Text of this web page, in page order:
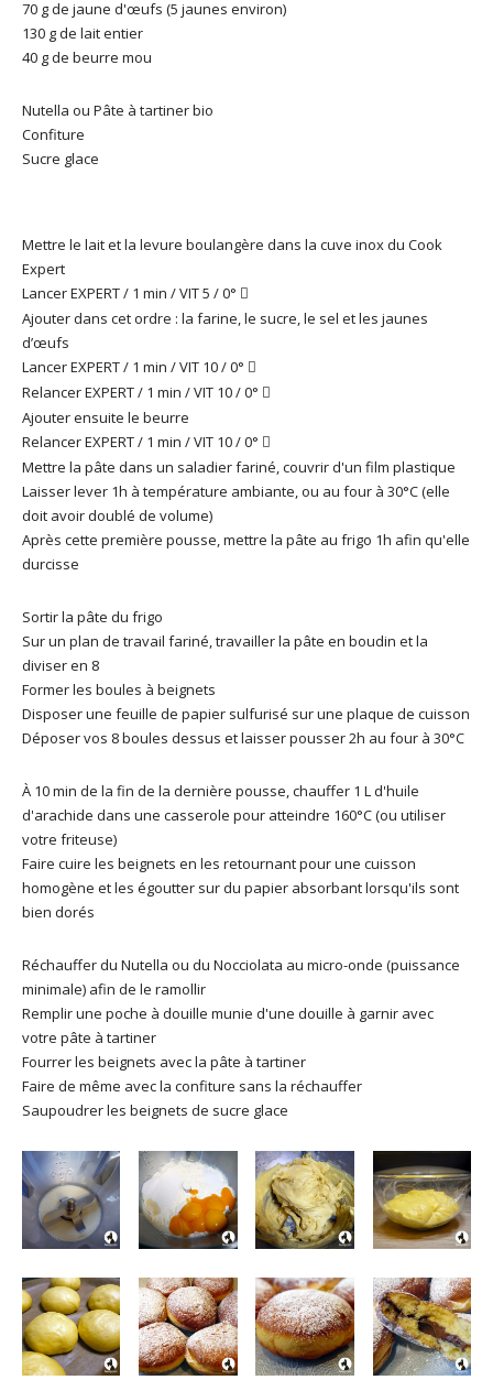
70 g de jaune d'œufs (5 jaunes environ)
130 g de lait entier
40 g de beurre mou
Nutella ou Pâte à tartiner bio
Confiture
Sucre glace
Mettre le lait et la levure boulangère dans la cuve inox du Cook
Expert
Lancer EXPERT / 1 min / VIT 5 / 0° 
Ajouter dans cet ordre : la farine, le sucre, le sel et les jaunes
d’œufs
Lancer EXPERT / 1 min / VIT 10 / 0° 
Relancer EXPERT / 1 min / VIT 10 / 0° 
Ajouter ensuite le beurre
Relancer EXPERT / 1 min / VIT 10 / 0° 
Mettre la pâte dans un saladier fariné, couvrir d'un film plastique
Laisser lever 1h à température ambiante, ou au four à 30°C (elle
doit avoir doublé de volume)
Après cette première pousse, mettre la pâte au frigo 1h afin qu'elle
durcisse
Sortir la pâte du frigo
Sur un plan de travail fariné, travailler la pâte en boudin et la
diviser en 8
Former les boules à beignets
Disposer une feuille de papier sulfurisé sur une plaque de cuisson
Déposer vos 8 boules dessus et laisser pousser 2h au four à 30°C
À 10 min de la fin de la dernière pousse, chauffer 1 L d'huile
d'arachide dans une casserole pour atteindre 160°C (ou utiliser
votre friteuse)
Faire cuire les beignets en les retournant pour une cuisson
homogène et les égoutter sur du papier absorbant lorsqu'ils sont
bien dorés
Réchauffer du Nutella ou du Nocciolata au micro-onde (puissance
minimale) afin de le ramollir
Remplir une poche à douille munie d'une douille à garnir avec
votre pâte à tartiner
Fourrer les beignets avec la pâte à tartiner
Faire de même avec la confiture sans la réchauffer
Saupoudrer les beignets de sucre glace